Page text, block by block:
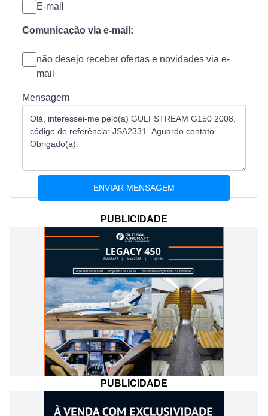
E-mail
Comunicação via e-mail:
não desejo receber ofertas e novidades via e-
mail
Mensagem
PUBLICIDADE
PUBLICIDADE